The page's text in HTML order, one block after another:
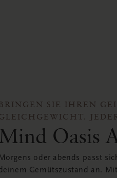
SIE IHREN
Mind Oasis
Morgens oder abends passt
Gemütszustand an.